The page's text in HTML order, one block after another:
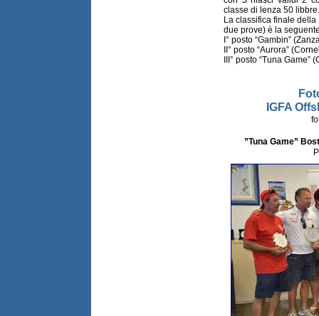
classe di lenza 50 libbre.
La classifica finale
due prove) è la
I° posto “Gambin”
II° posto “Aurora”
III° posto “Tuna
IGFA
”Tuna Game”